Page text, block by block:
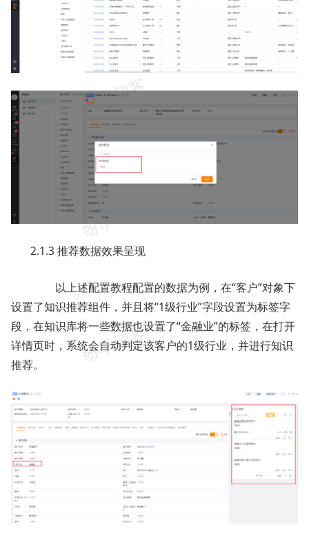
2.1.3 推荐数据效果呈现
以上述配置教程配置的数据为例，在“客户”对象下
设置了知识推荐组件，并且将“1级行业”字段设置为标签字
段，在知识库将一些数据也设置了“金融业”的标签，在打开
详情页时，系统会自动判定该客户的1级行业，并进行知识
推荐。